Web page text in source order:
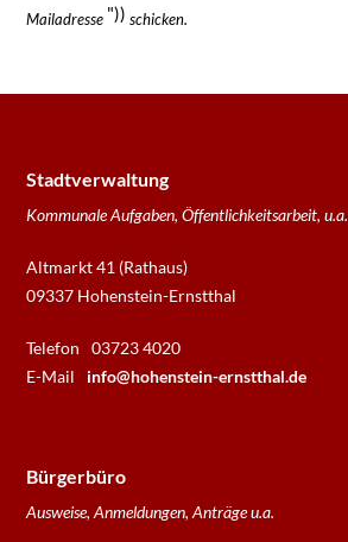
Mailadresse ")) schicken.
Stadtverwaltung
Kommunale Aufgaben, Öffentlichkeitsarbeit, u.a.
Altmarkt 41 (Rathaus)
09337 Hohenstein-Ernstthal
Telefon
03723 4020
E-Mail
info@hohenstein-ernstthal.de
Bürgerbüro
Ausweise, Anmeldungen, Anträge u.a.